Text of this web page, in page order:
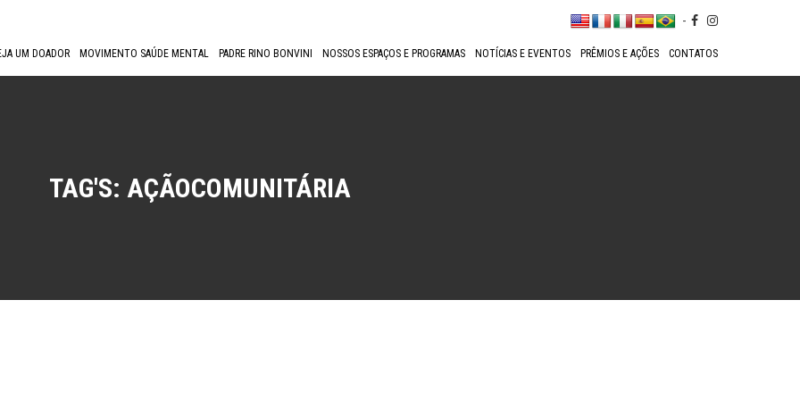
-
UM DOADOR MOVIMENTO SAÚDE MENTAL PADRE RINO BONVINI NOSSOS ESPAÇOS E PROGRAMAS NOTÍCIAS E EVENTOS PRÊMIOS E AÇÕES CONTATOS
TAG'S: AÇÃOCOMUNITÁRIA